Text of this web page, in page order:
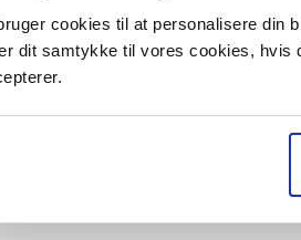
cookies til at personalisere din
dit samtykke til vores cookies,